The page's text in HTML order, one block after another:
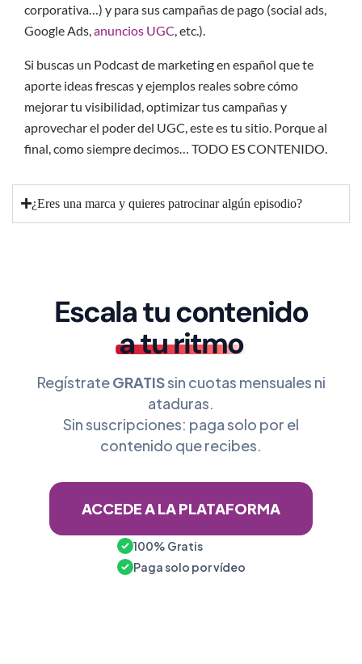
corporativa…) y para sus campañas de pago (social ads,
Google Ads, anuncios UGC , etc.).
Si buscas un Podcast de marketing en español que te
aporte ideas frescas y ejemplos reales sobre cómo
mejorar tu visibilidad, optimizar tus campañas y
aprovechar el poder del UGC, este es tu sitio. Porque al
final, como siempre decimos… TODO ES CONTENIDO.
¿Eres una marca y quieres patrocinar algún episodio?
Escala tu contenido
a tu ritmo
RegístrateGRATISsin cuotas mensuales ni
ataduras.
Sin suscripciones: paga solo por el
contenido que recibes.
ACCEDE A LA PLATAFORMA
100% Gratis
Paga solo por vídeo